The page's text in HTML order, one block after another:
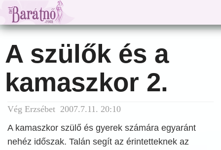
A szülők és a
kamaszkor 2.
Vég Erzsébet 2007.7.11. 20:10
A kamaszkor szülő és gyerek számára egyaránt
nehéz időszak. Talán segít az érintetteknek az